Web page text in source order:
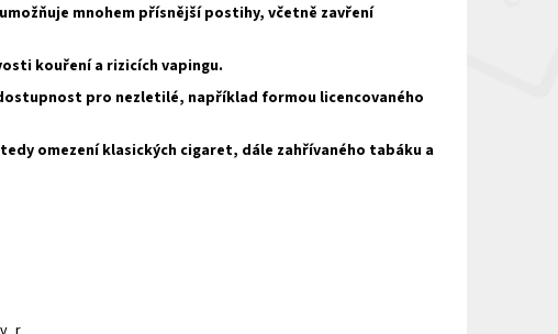
mnohem přísnější postihy, včetně zavření
kouření a rizicích vapingu.
pro nezletilé, například formou licencovaného
omezení klasických cigaret, dále zahřívaného tabáku a